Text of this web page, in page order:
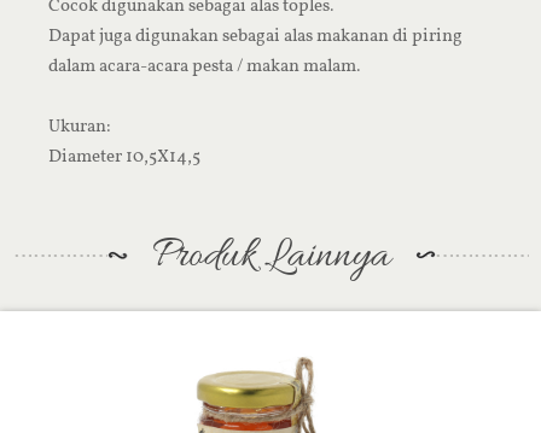
Cocok digunakan sebagai alas toples.
Dapat juga digunakan sebagai alas makanan di piring
dalam acara-acara pesta / makan malam.
Ukuran:
Diameter 10,5X14,5
Produk Lainnya